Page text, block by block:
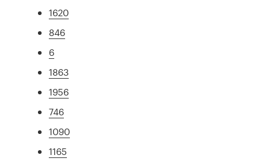
1620
846
6
1863
1956
746
1090
1165